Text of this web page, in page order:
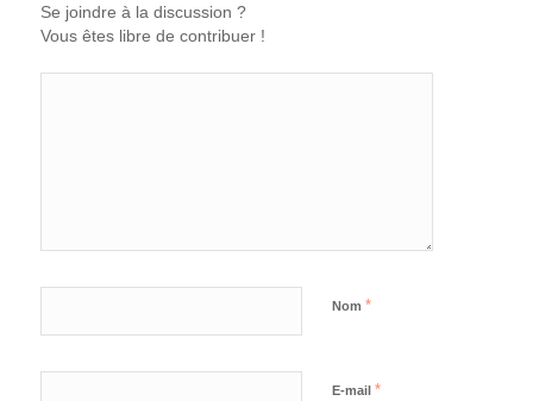
Se joindre à la discussion ?
Vous êtes libre de contribuer !
Nom *
E-mail *